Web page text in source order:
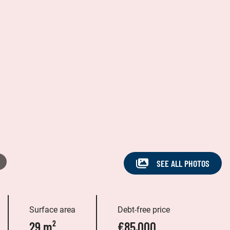
SEE ALL PHOTOS
Surface area
29 m²
Debt-free price
€85,000